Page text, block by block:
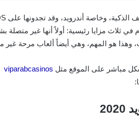
في ثلاث مزايا رئيسية: أولاً أنها غير متصلة
وهذا هو المهم، وهي أيضاً ألعاب مرحة غير
مباشر على الموقع مثل viparabcasinos